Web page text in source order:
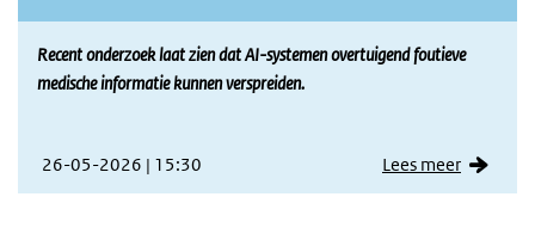
Recent onderzoek laat zien dat AI-systemen overtuigend foutieve
medische informatie kunnen verspreiden.
26-05-2026 | 15:30 Lees meer